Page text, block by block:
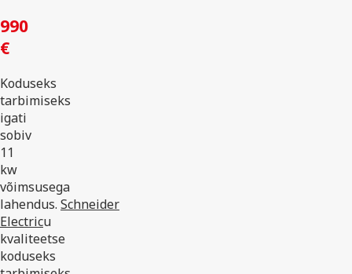
990
€
Koduseks
tarbimiseks
igati
sobiv
11
kw
võimsusega
lahendus. Schneider
Electricu
kvaliteetse
koduseks